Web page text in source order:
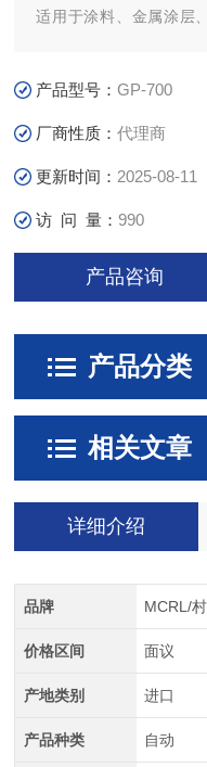
适用于涂料、金属涂层
产品型号：GP-700
厂商性质：代理商
更新时间： 2025-08-11
访 问 量：990
产品咨询
产品分类
相关文章
详细介绍
品牌 MCRL/
价格区间 面议
产地类别 进口
产品种类 自动